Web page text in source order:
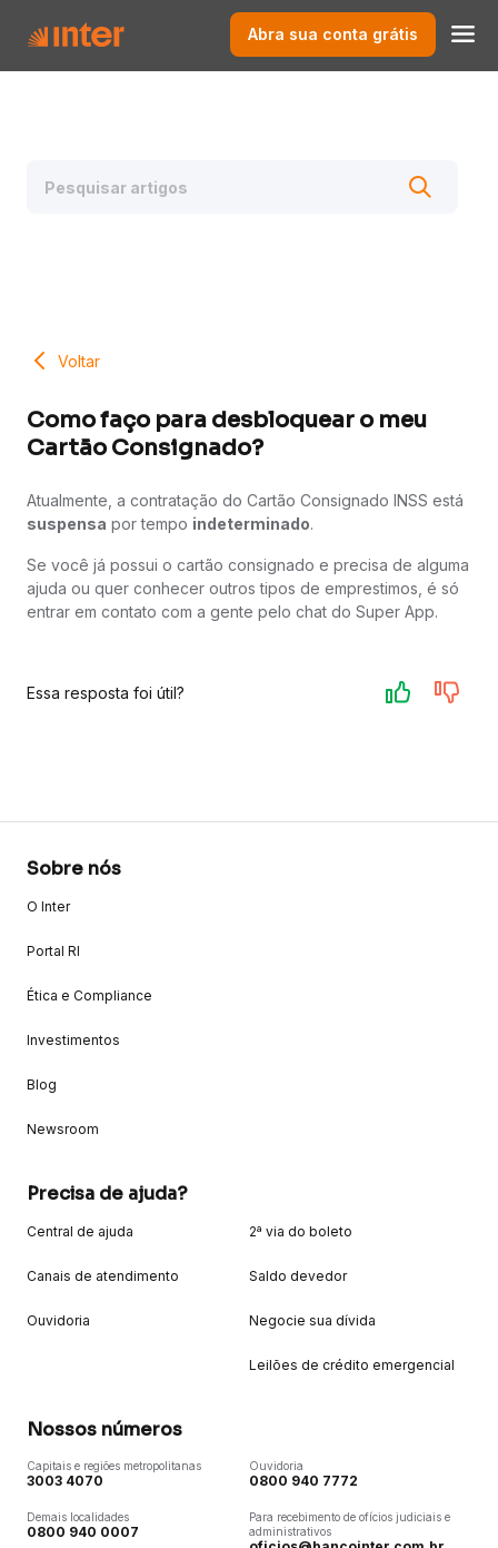
Abra sua conta grátis
Voltar
Como faço para desbloquear o meu
Cartão Consignado?
Atualmente, a contratação do Cartão Consignado INSS está
suspensa por tempo indeterminado.
Se você já possui o cartão consignado e precisa de alguma
ajuda ou quer conhecer outros tipos de emprestimos, é só
entrar em contato com a gente pelo chat do Super App.
Essa resposta foi útil?
Sobre nós
O Inter
Portal RI
Ética e Compliance
Investimentos
Blog
Newsroom
Precisa de ajuda?
Central de ajuda
Canais de atendimento
Ouvidoria
2ª via do boleto
Saldo devedor
Negocie sua dívida
Leilões de crédito emergencial
Nossos números
Capitais e regiões metropolitanas
3003 4070
Demais localidades
0800 940 0007
Ouvidoria
0800 940 7772
Para recebimento de ofícios judiciais e
administrativos